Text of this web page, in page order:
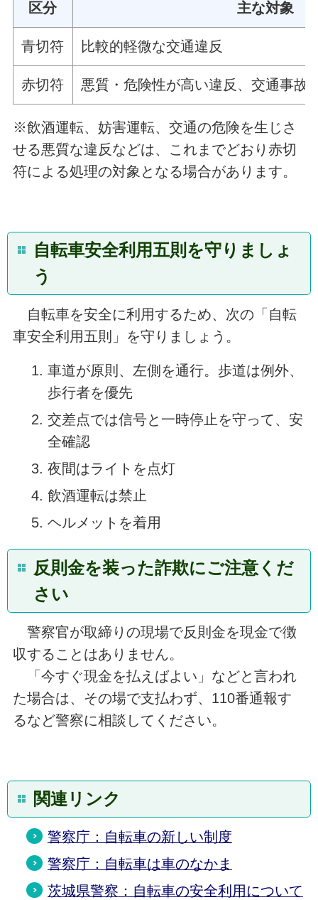
区分 主な対象
青切符 比較的軽微な交通違反
赤切符 悪質・危険性が高い違反、交通事故
※飲酒運転、妨害運転、交通の危険を生じさ
せる悪質な違反などは、これまでどおり赤切
符による処理の対象となる場合があります。
自転車安全利用五則を守りましょ
う
自転車を安全に利用するため、次の「自転
車安全利用五則」を守りましょう。
車道が原則、左側を通行。歩道は例外、
歩行者を優先
交差点では信号と一時停止を守って、安
全確認
夜間はライトを点灯
飲酒運転は禁止
ヘルメットを着用
反則金を装った詐欺にご注意くだ
さい
警察官が取締りの現場で反則金を現金で徴
収することはありません。
「今すぐ現金を払えばよい」などと言われ
た場合は、その場で支払わず、110番通報す
るなど警察に相談してください。
関連リンク
警察庁：自転車の新しい制度
警察庁：自転車は車のなかま
茨城県警察：自転車の安全利用について